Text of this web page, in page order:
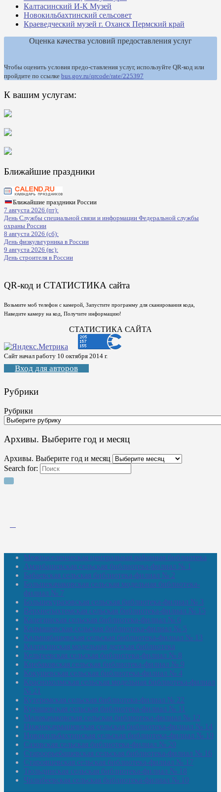
Калтасинский И-К Музей
Новокильбахтинский сельсовет
Краеведческий музей г. Оханск Пермский край
Оценка качества условий предоставления услуг
Чтобы оценить условия предо-ставления услуг, используйте QR-код или
пройдите по ссылке bus.gov.ru/qrcode/rate/225397
К вашим услугам:
Ближайшие праздники
Ближайшие праздники России
7 августа 2026 (пт):
День Службы специальной связи и информации Федеральной службы
охраны России
8 августа 2026 (сб):
День физкультурника в России
9 августа 2026 (вс):
День строителя в России
QR-код и СТАТИСТИКА сайта
Возьмите моб телефон с камерой, Запустите программу для сканирования кода,
Наведите камеру на код, Получите информацию!
СТАТИСТИКА САЙТА
Сайт начал работу 10 октября 2014 г.
Вход для авторов
Рубрики
Рубрики
Архивы. Выберите год и месяц
Архивы. Выберите год и месяц
Search for:
Межпоселенческая центральная районная библиотека
Амзибашевская сельская библиотека-филиал № 1
Бабаевская сельская библиотека-филиал № 2
Большекачаковская сельская модельная библиотека-
филиал № 7
Большекуразовская сельская библиотека-филиал № 3
Верхнетыхтемская сельская библиотека-филиал № 15
Калегинская сельская библиотека-филиал № 6
Калмашевская сельская библиотека-филиал № 5
Калмиябашевская сельская библиотека-филиал № 13
Калтасинская модельная детская библиотека
Кельтеевская сельская библиотека-филиал № 8
Киебаковская сельская библиотека-филиал № 9
Кокушевская сельская библиотека-филиал № 4
Краснохолмская сельская модельная библиотека-филиал
№ 21
Кутеремская сельская библиотека-филиал № 22
Кучашевская сельская библиотека-филиал № 11
Малокачаковская сельская библиотека-филиал № 12
Нижнекачмашевская сельская библиотека-филиал № 14
Новокильбахтинская сельская библиотека-филиал № 19
Сазовская сельская библиотека-филиал № 20
Староорьебашевская сельская библиотека-филиал № 16
Старояшевская сельская библиотека-филиал № 17
Тюльдинская сельская библиотека-филиал № 18
Чилибеевская сельская библиотека-филиал № 10